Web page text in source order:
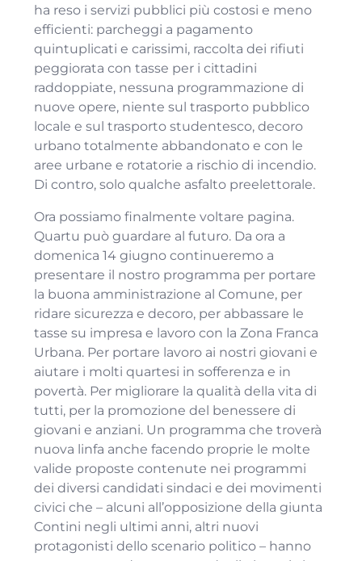
ha reso i servizi pubblici più costosi e meno
efficienti: parcheggi a pagamento
quintuplicati e carissimi, raccolta dei rifiuti
peggiorata con tasse per i cittadini
raddoppiate, nessuna programmazione di
nuove opere, niente sul trasporto pubblico
locale e sul trasporto studentesco, decoro
urbano totalmente abbandonato e con le
aree urbane e rotatorie a rischio di incendio.
Di contro, solo qualche asfalto preelettorale.
Ora possiamo finalmente voltare pagina.
Quartu può guardare al futuro. Da ora a
domenica 14 giugno continueremo a
presentare il nostro programma per portare
la buona amministrazione al Comune, per
ridare sicurezza e decoro, per abbassare le
tasse su impresa e lavoro con la Zona Franca
Urbana. Per portare lavoro ai nostri giovani e
aiutare i molti quartesi in sofferenza e in
povertà. Per migliorare la qualità della vita di
tutti, per la promozione del benessere di
giovani e anziani. Un programma che troverà
nuova linfa anche facendo proprie le molte
valide proposte contenute nei programmi
dei diversi candidati sindaci e dei movimenti
civici che – alcuni all’opposizione della giunta
Contini negli ultimi anni, altri nuovi
protagonisti dello scenario politico – hanno